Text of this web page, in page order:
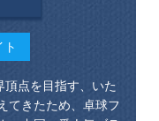
頂点を目指す、いた
てきたため、卓球フ